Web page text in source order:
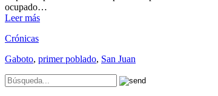
ocupado…
Leer más
Crónicas
Gaboto, primer poblado, San Juan